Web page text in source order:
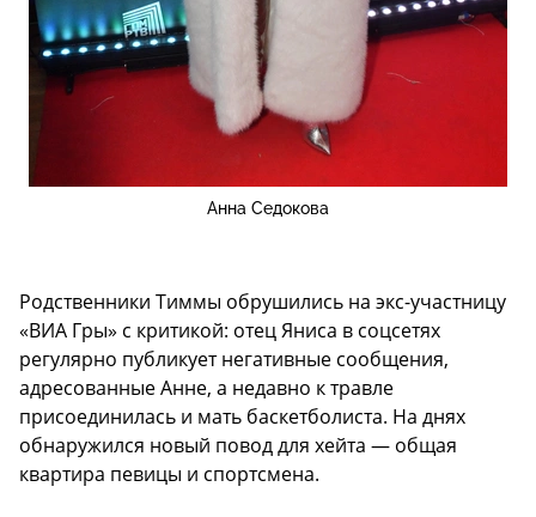
Анна Седокова
Родственники Тиммы обрушились на экс-участницу
«ВИА Гры» с критикой: отец Яниса в соцсетях
регулярно публикует негативные сообщения,
адресованные Анне, а недавно к травле
присоединилась и мать баскетболиста. На днях
обнаружился новый повод для хейта — общая
квартира певицы и спортсмена.